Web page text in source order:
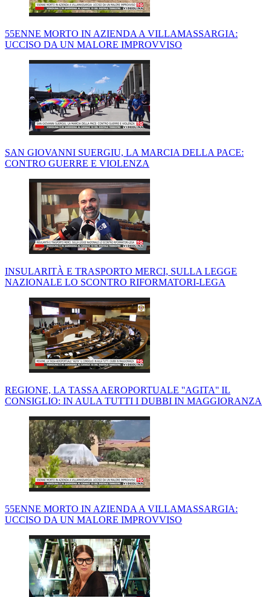
55ENNE MORTO IN AZIENDA A VILLAMASSARGIA:
UCCISO DA UN MALORE IMPROVVISO
SAN GIOVANNI SUERGIU, LA MARCIA DELLA PACE:
CONTRO GUERRE E VIOLENZA
INSULARITÀ E TRASPORTO MERCI, SULLA LEGGE
NAZIONALE LO SCONTRO RIFORMATORI-LEGA
REGIONE, LA TASSA AEROPORTUALE ''AGITA'' IL
CONSIGLIO: IN AULA TUTTI I DUBBI IN MAGGIORANZA
55ENNE MORTO IN AZIENDA A VILLAMASSARGIA:
UCCISO DA UN MALORE IMPROVVISO